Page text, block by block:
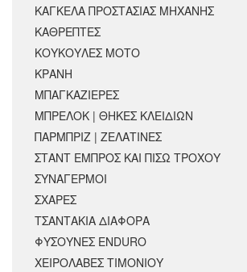
ΚΑΓΚΕΛΑ ΠΡΟΣΤΑΣΙΑΣ ΜΗΧΑΝΗΣ
ΚΑΘΡΕΠΤΕΣ
ΚΟΥΚΟΥΛΕΣ ΜΟΤΟ
ΚΡΆΝΗ
ΜΠΑΓΚΑΖΙΕΡΕΣ
ΜΠΡΕΛΟΚ | ΘΗΚΕΣ ΚΛΕΙΔΙΩΝ
ΠΑΡΜΠΡΙΖ | ΖΕΛΑΤΙΝΕΣ
ΣΤΑΝΤ ΕΜΠΡΟΣ ΚΑΙ ΠΙΣΩ ΤΡΟΧΟΥ
ΣΥΝΑΓΕΡΜΟΙ
ΣΧΑΡΕΣ
ΤΣΑΝΤΑΚΙΑ ΔΙΑΦΟΡΑ
ΦΥΣΟΥΝΕΣ ENDURO
ΧΕΙΡΟΛΑΒΕΣ ΤΙΜΟΝΙΟΥ